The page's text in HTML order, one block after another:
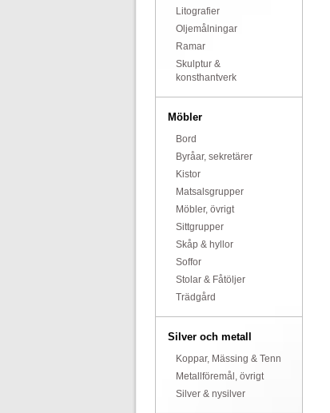
Litografier
Oljemålningar
Ramar
Skulptur &
konsthantverk
Möbler
Bord
Byråar, sekretärer
Kistor
Matsalsgrupper
Möbler, övrigt
Sittgrupper
Skåp & hyllor
Soffor
Stolar & Fåtöljer
Trädgård
Silver och metall
Koppar, Mässing & Tenn
Metallföremål, övrigt
Silver & nysilver